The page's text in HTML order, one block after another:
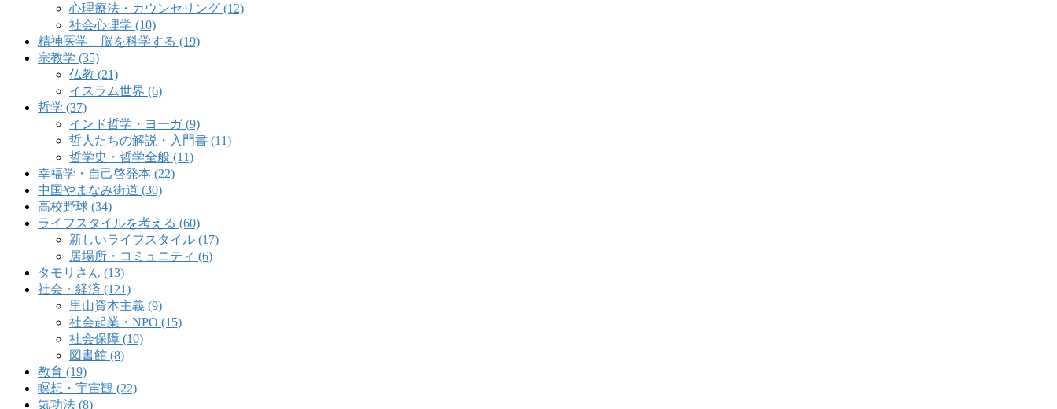
心理療法・カウンセリング (12)
社会心理学 (10)
精神医学、脳を科学する (19)
宗教学 (35)
仏教 (21)
イスラム世界 (6)
哲学 (37)
インド哲学・ヨーガ (9)
哲人たちの解説・入門書 (11)
哲学史・哲学全般 (11)
幸福学・自己啓発本 (22)
中国やまなみ街道 (30)
高校野球 (34)
ライフスタイルを考える (60)
新しいライフスタイル (17)
居場所・コミュニティ (6)
タモリさん (13)
社会・経済 (121)
里山資本主義 (9)
社会起業・NPO (15)
社会保障 (10)
図書館 (8)
教育 (19)
瞑想・宇宙観 (22)
気功法 (8)